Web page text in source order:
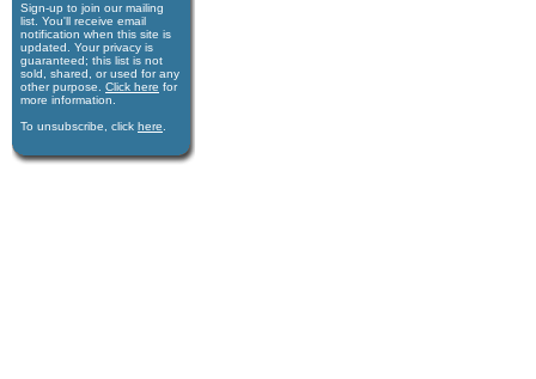
Sign-up to join our mail­ing
list. You'll receive e­mail
notification when this site is
updated. Your privacy is
guaran­teed; this list is not
sold, shared, or used for any
other purpose. Click here for
more infor­mation.
To unsubscribe, click here